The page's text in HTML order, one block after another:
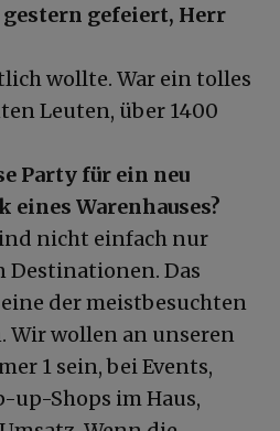
gestern gefeiert, Herr
wollte. War ein tolles
Leuten, über 1400
Party für ein neu
Warenhauses?
nicht einfach nur
Destinationen. Das
der meistbesuchten
Wir wollen an unseren
1 sein, bei Events,
up-Shops im Haus,